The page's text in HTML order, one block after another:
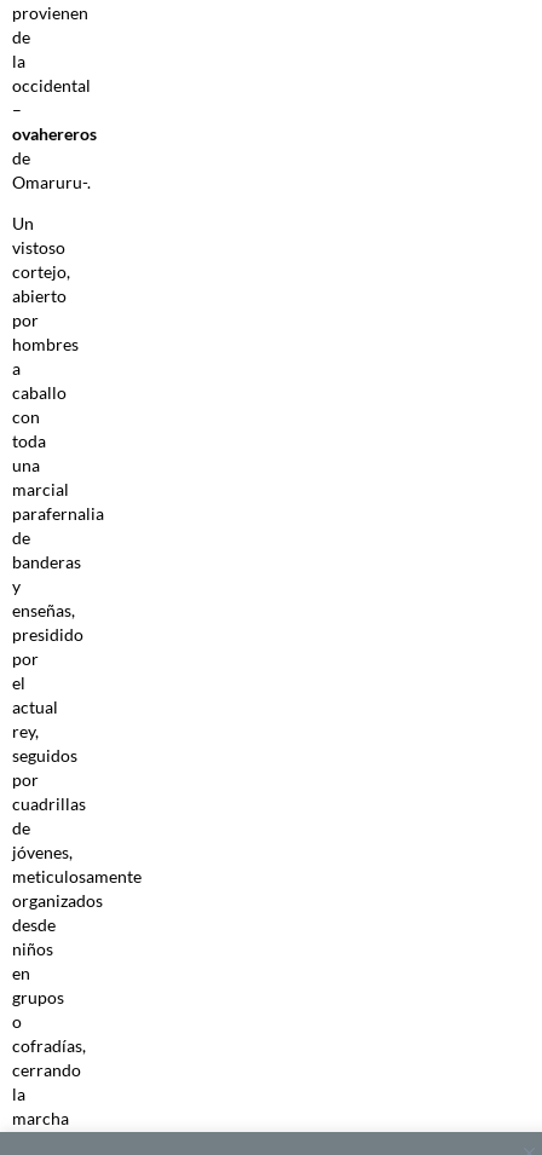
provienen
de
la
occidental
–
ovahereros
de
Omaruru-.
Un
vistoso
cortejo,
abierto
por
hombres
a
caballo
con
toda
una
marcial
parafernalia
de
banderas
y
enseñas,
presidido
por
el
actual
rey,
seguidos
por
cuadrillas
de
jóvenes,
meticulosamente
organizados
desde
niños
en
grupos
o
cofradías,
cerrando
la
marcha